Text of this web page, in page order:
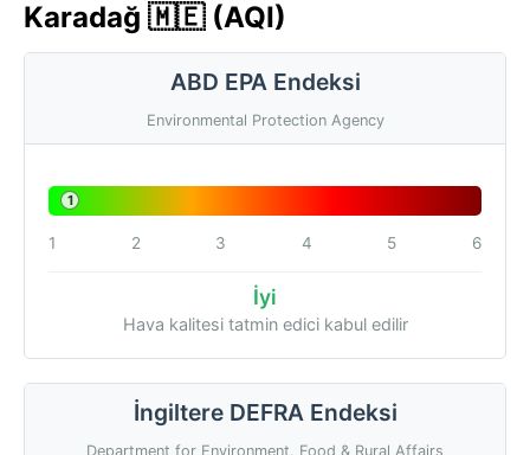
Karadağ 🇲🇪 (AQI)
ABD EPA Endeksi
Environmental Protection Agency
1
1 2 3 4 5 6
İyi
Hava kalitesi tatmin edici kabul edilir
İngiltere DEFRA Endeksi
Department for Environment, Food & Rural Affairs